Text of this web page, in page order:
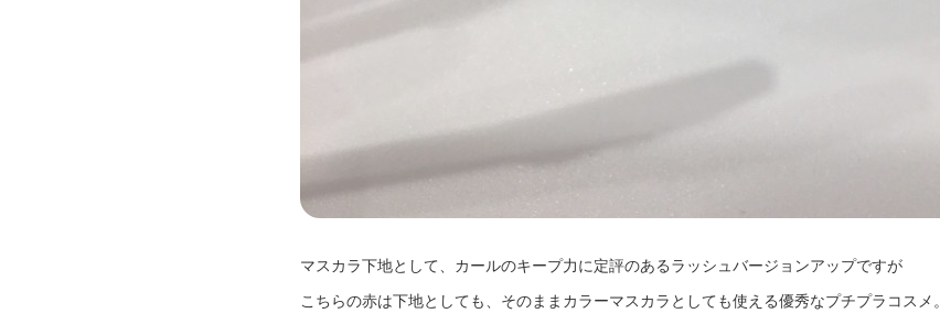
マスカラ下地として、カールのキープ力に定評のあるラッシュバージョンアップですが
こちらの赤は下地としても、そのままカラーマスカラとしても使える優秀なプチプラコスメ。